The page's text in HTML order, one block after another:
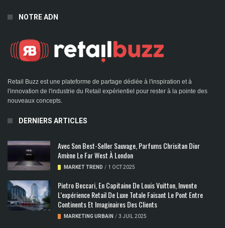
NOTRE ADN
Retail Buzz est une plateforme de partage dédiée à l'inspiration et à
l'innovation de l'industrie du Retail expérientiel pour rester à la pointe des
nouveaux concepts.
DERNIERS ARTICLES
Avec Son Best-Seller Sauvage, Parfums Chrisitan Dior
Amène Le Far West À London
MARKET TREND / 1 OCT 2025
Pietro Beccari, En Capitaine De Louis Vuitton, Invente
L’expérience Retail De Luxe Totale Faisant Le Pont Entre
Continents Et Imaginaires Des Clients
MARKETING URBAIN / 3 JUIL 2025